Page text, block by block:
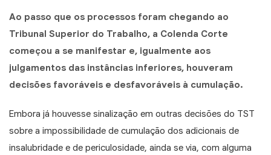
Ao passo que os processos foram chegando ao
Tribunal Superior do Trabalho, a Colenda Corte
começou a se manifestar e, igualmente aos
julgamentos das instâncias inferiores, houveram
decisões favoráveis e desfavoráveis à cumulação.
Embora já houvesse sinalização em outras decisões do TST
sobre a impossibilidade de cumulação dos adicionais de
insalubridade e de periculosidade, ainda se via, com alguma